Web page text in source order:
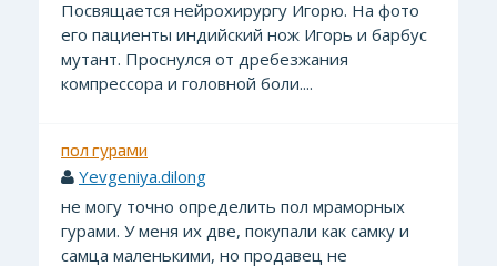
Посвящается нейрохирургу Игорю. На фото
его пациенты индийский нож Игорь и барбус
мутант. Проснулся от дребезжания
компрессора и головной боли....
пол гурами
Yevgeniya.dilong
не могу точно определить пол мраморных
гурами. У меня их две, покупали как самку и
самца маленькими, но продавец не